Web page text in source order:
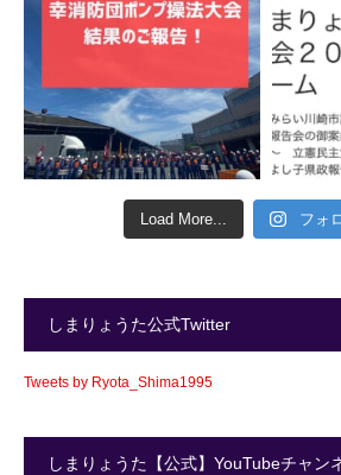
Load More... フォ
しまりょうた公式Twitter
Tweets by Ryota_Shima1995
しまりょうた【公式】YouTubeチャン